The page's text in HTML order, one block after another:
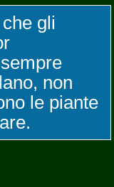
gli
non
le piante